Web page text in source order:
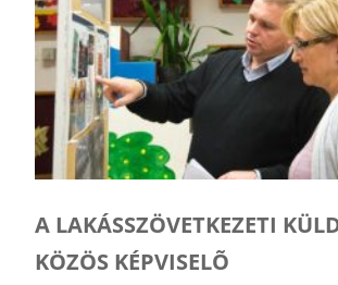
A LAKÁSSZÖVETKEZETI
KÖZÖS KÉPVISELÕ